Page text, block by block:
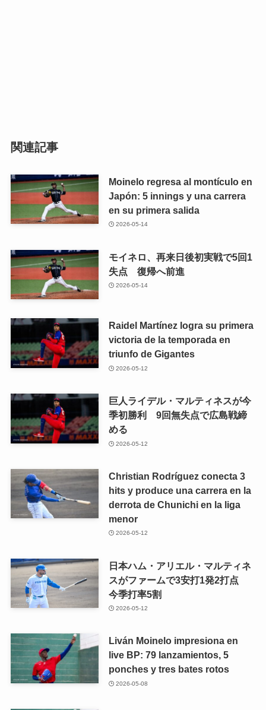
関連記事
Moinelo regresa al montículo en
Japón: 5 innings y una carrera
en su primera salida
2026-05-14
モイネロ、再来日後初実戦で5回1
失点 復帰へ前進
2026-05-14
Raidel Martínez logra su primera
victoria de la temporada en
triunfo de Gigantes
2026-05-12
巨人ライデル・マルティネスが今
季初勝利 9回無失点で広島戦締
める
2026-05-12
Christian Rodríguez conecta 3
hits y produce una carrera en la
derrota de Chunichi en la liga
menor
2026-05-12
日本ハム・アリエル・マルティネ
スがファームで3安打1発2打点
今季打率5割
2026-05-12
Liván Moinelo impresiona en
live BP: 79 lanzamientos, 5
ponches y tres bates rotos
2026-05-08